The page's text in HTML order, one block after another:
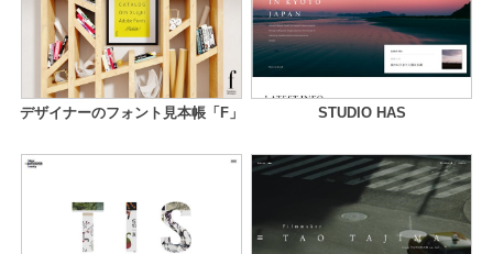
デザイナーのフォント見本帳「F」 STUDIO HAS